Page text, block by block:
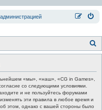
о
«мы», «наш», «CG in Games»,
со следующими условиями.
и не пользуйтесь форумами
эти правила в любое время и
этом, однако с вашей стороны было